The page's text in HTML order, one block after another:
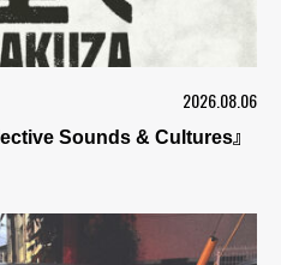
2026.08.06
Sounds & Cultures』